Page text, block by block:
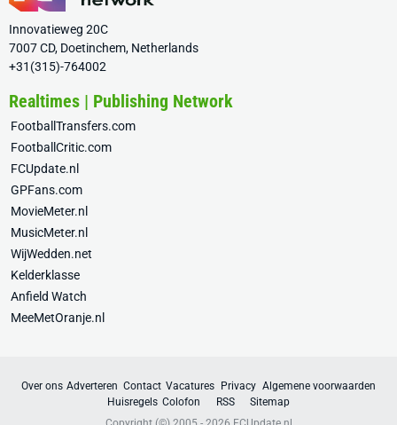
Innovatieweg 20C
7007 CD, Doetinchem, Netherlands
+31(315)-764002
Realtimes | Publishing Network
FootballTransfers.com
FootballCritic.com
FCUpdate.nl
GPFans.com
MovieMeter.nl
MusicMeter.nl
WijWedden.net
Kelderklasse
Anfield Watch
MeeMetOranje.nl
Over ons Adverteren Contact Vacatures Privacy Algemene voorwaarden
Huisregels Colofon RSS
Sitemap